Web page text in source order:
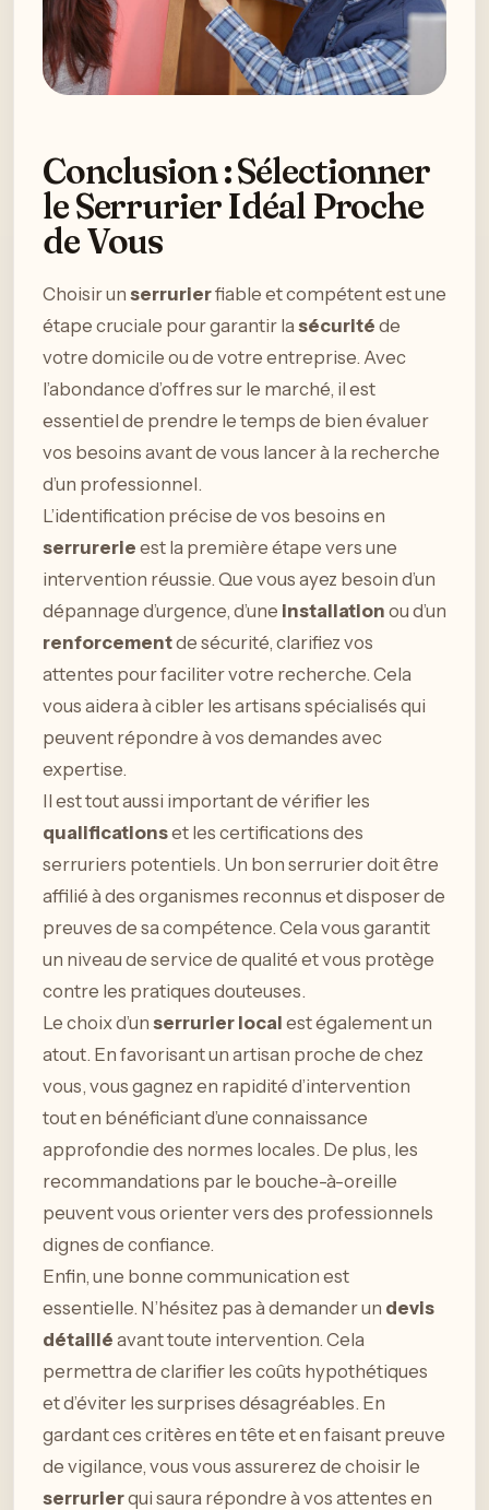
Conclusion : Sélectionner
le Serrurier Idéal Proche
de Vous
Choisir un serrurierfiable et compétent est une
étape cruciale pour garantir la sécurité de
votre domicile ou de votre entreprise. Avec
l’abondance d’offres sur le marché, il est
essentiel de prendre le temps de bien évaluer
vos besoins avant de vous lancer à la recherche
d’un professionnel.
L’identification précise de vos besoins en
serrurerie est la première étape vers une
intervention réussie. Que vous ayez besoin d’un
dépannage d’urgence, d’une installation ou d’un
renforcementde sécurité, clarifiez vos
attentes pour faciliter votre recherche. Cela
vous aidera à cibler les artisans spécialisés qui
peuvent répondre à vos demandes avec
expertise.
Il est tout aussi important de vérifier les
qualificationset les certifications des
serruriers potentiels. Un bon serrurier doit être
affilié à des organismes reconnus et disposer de
preuves de sa compétence. Cela vous garantit
un niveau de service de qualité et vous protège
contre les pratiques douteuses.
Le choix d’un serrurier local est également un
atout. En favorisant un artisan proche de chez
vous, vous gagnez en rapidité d’intervention
tout en bénéficiant d’une connaissance
approfondie des normes locales. De plus, les
recommandations par le bouche-à-oreille
peuvent vous orienter vers des professionnels
dignes de confiance.
Enfin, une bonne communication est
essentielle. N’hésitez pas à demander un devis
détaillé avant toute intervention. Cela
permettra de clarifier les coûts hypothétiques
et d’éviter les surprises désagréables. En
gardant ces critères en tête et en faisant preuve
de vigilance, vous vous assurerez de choisir le
serrurierqui saura répondre à vos attentes en